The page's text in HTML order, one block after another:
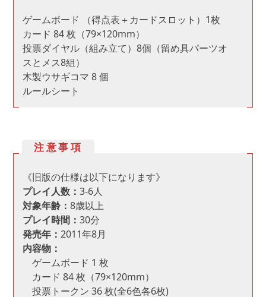
ゲームボード （得点表＋カードスロット）1枚
カード 84 枚（79×120mm）
投票ダイヤル（組み立て）8個（留め具パーツオ
スとメス8組）
木製ウサギコマ 8 個
ルールシート
注意事項
《旧版の仕様は以下になります》
プレイ人数：3-6人
対象年齢：8歳以上
プレイ時間：30分
発売年：2011年8月
内容物：
ゲームボード 1 枚
カード 84 枚（79×120mm）
投票トークン 36 枚(全6色各6枚)